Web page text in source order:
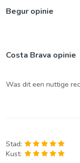
Begur opinie
Costa Brava opinie
Was dit een nuttige
Stad:
Kust: